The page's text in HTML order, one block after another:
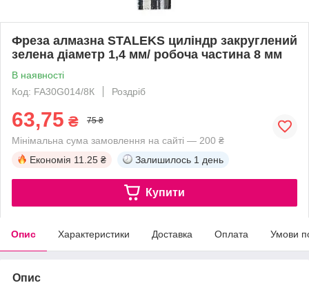
Фреза алмазна STALEKS циліндр закруглений
зелена діаметр 1,4 мм/ робоча частина 8 мм
В наявності
Код: FA30G014/8К
Роздріб
63,75 ₴ 75 ₴
Мінімальна сума замовлення на сайті — 200 ₴
Економія 11.25 ₴ Залишилось 1 день
Купити
Опис Характеристики Доставка Оплата Умови
Опис